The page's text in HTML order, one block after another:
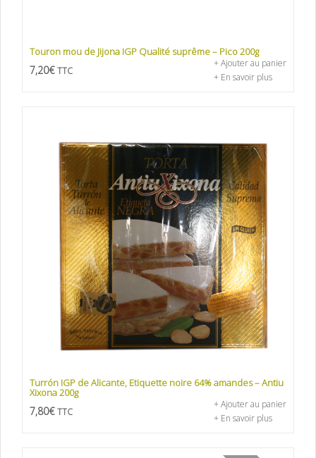
Touron mou de Jijona IGP Qualité suprême – Pico 200g
7,20€ TTC
+ Ajouter au panier
+ En savoir plus
Turrón IGP de Alicante, Etiquette noire 64% amandes – Antiu
Xixona 200g
7,80€ TTC
+ Ajouter au panier
+ En savoir plus